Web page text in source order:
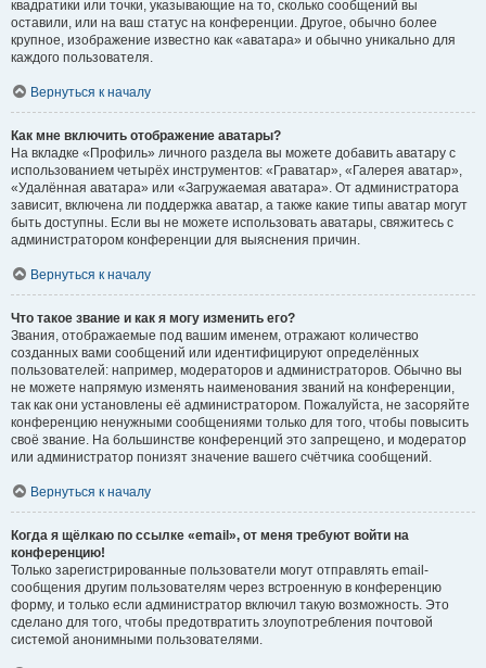
квадратики или точки, указывающие на то, сколько сообщений вы
оставили, или на ваш статус на конференции. Другое, обычно более
крупное, изображение известно как «аватара» и обычно уникально для
каждого пользователя.
Вернуться к началу
Как мне включить отображение аватары?
На вкладке «Профиль» личного раздела вы можете добавить аватару с
использованием четырёх инструментов: «Граватар», «Галерея аватар»,
«Удалённая аватара» или «Загружаемая аватара». От администратора
зависит, включена ли поддержка аватар, а также какие типы аватар могут
быть доступны. Если вы не можете использовать аватары, свяжитесь с
администратором конференции для выяснения причин.
Вернуться к началу
Что такое звание и как я могу изменить его?
Звания, отображаемые под вашим именем, отражают количество
созданных вами сообщений или идентифицируют определённых
пользователей: например, модераторов и администраторов. Обычно вы
не можете напрямую изменять наименования званий на конференции,
так как они установлены её администратором. Пожалуйста, не засоряйте
конференцию ненужными сообщениями только для того, чтобы повысить
своё звание. На большинстве конференций это запрещено, и модератор
или администратор понизят значение вашего счётчика сообщений.
Вернуться к началу
Когда я щёлкаю по ссылке «email», от меня требуют войти на
конференцию!
Только зарегистрированные пользователи могут отправлять email-
сообщения другим пользователям через встроенную в конференцию
форму, и только если администратор включил такую возможность. Это
сделано для того, чтобы предотвратить злоупотребления почтовой
системой анонимными пользователями.